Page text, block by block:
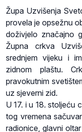
Župa Uzvišenja
provela je opsežnu
doživjelo značajno
Župna crkva
srednjem vijeku i
zidnom plaštu.
pravokutnim
uz sjeverni zid.
U 17. i u 18. stoljeću
tog vremena
radionice, glavni